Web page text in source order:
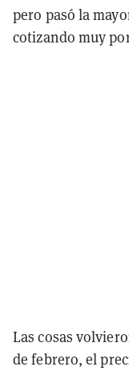
pero pasó la
cotizando muy
Las cosas
de febrero, el